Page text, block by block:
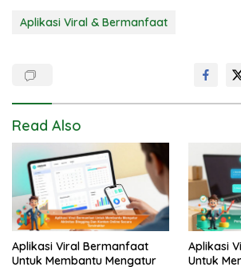
Aplikasi Viral & Bermanfaat
Read Also
Aplikasi Viral Bermanfaat
Untuk Membantu Mengatur
Aplikasi
Untuk